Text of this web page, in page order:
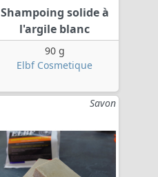
Shampoing solide à
l'argile blanc
90 g
Elbf Cosmetique
Savon